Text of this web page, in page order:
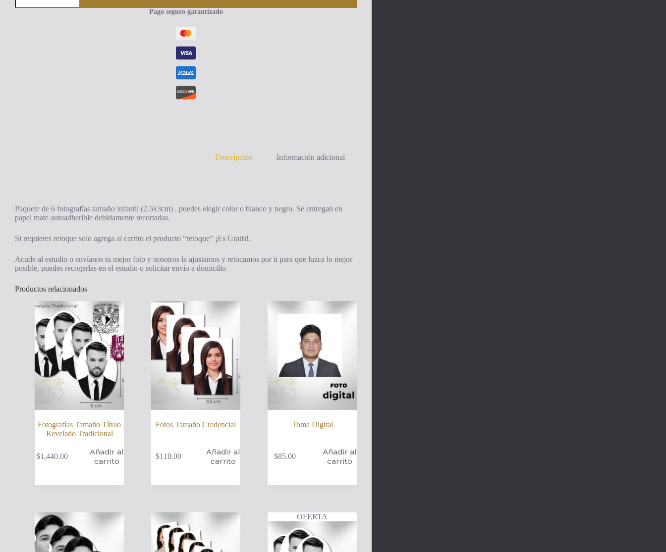
pzas.)
Pago seguro garantizado
Descripción Información adicional
Paquete de 6 fotografías tamaño infantil (2.5x3cm) , puedes elegir color o blanco y negro. Se entregan en
papel mate autoadherible debidamente recortadas.
Si requieres retoque solo agrega al carrito el producto “retoque” ¡Es Gratis!.
Acude al estudio o envíanos tu mejor foto y nosotros la ajustamos y retocamos por ti para que luzca lo mejor
posible, puedes recogerlas en el estudio o solicitar envío a domicilio
Productos relacionados
Fotografías Tamaño Título
Revelado Tradicional
$1,440.00
Añadir al
carrito
Fotos Tamaño Credencial
$110.00
Añadir al
carrito
Toma Digital
$85.00
Añadir al
carrito
OFERTA